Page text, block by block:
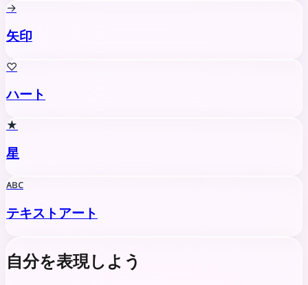
→
矢印
♡
ハート
★
星
ᴀʙᴄ
テキストアート
自分を表現しよう